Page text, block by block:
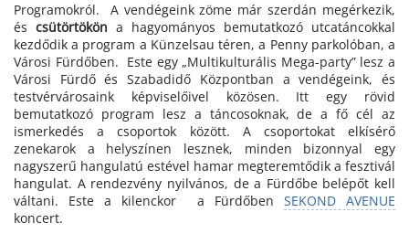
Programokról. A vendégeink zöme már szerdán megérkezik,
és csütörtökön a hagyományos bemutatkozó utcatáncokkal
kezdődik a program a Künzelsau téren, a Penny parkolóban, a
Városi Fürdőben. Este egy „Multikulturális Mega-party” lesz a
Városi Fürdő és Szabadidő Központban a vendégeink, és
testvérvárosaink képviselőivel közösen. Itt egy rövid
bemutatkozó program lesz a táncosoknak, de a fő cél az
ismerkedés a csoportok között. A csoportokat elkísérő
zenekarok a helyszínen lesznek, minden bizonnyal egy
nagyszerű hangulatú estével hamar megteremtődik a fesztivál
hangulat. A rendezvény nyilvános, de a Fürdőbe belépőt kell
váltani. Este a kilenckor a Fürdőben SEKOND AVENUE
koncert.